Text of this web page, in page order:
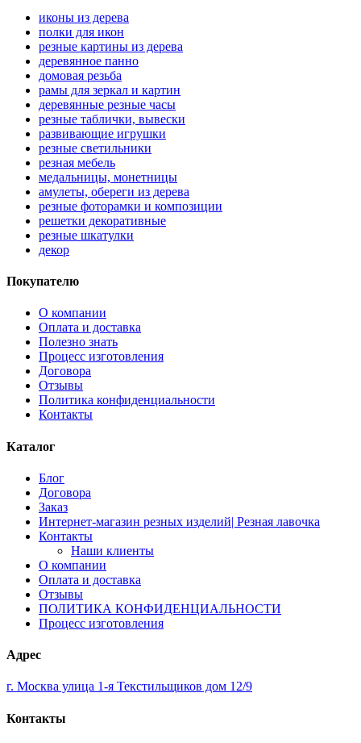
иконы из дерева
полки для икон
резные картины из дерева
деревянное панно
домовая резьба
рамы для зеркал и картин
деревянные резные часы
резные таблички, вывески
развивающие игрушки
резные светильники
резная мебель
медальницы, монетницы
амулеты, обереги из дерева
резные фоторамки и композиции
решетки декоративные
резные шкатулки
декор
Покупателю
О компании
Оплата и доставка
Полезно знать
Процесс изготовления
Договора
Отзывы
Политика конфиденциальности
Контакты
Каталог
Блог
Договора
Заказ
Интернет-магазин резных изделий| Резная лавочка
Контакты
Наши клиенты
О компании
Оплата и доставка
Отзывы
ПОЛИТИКА КОНФИДЕНЦИАЛЬНОСТИ
Процесс изготовления
Адрес
г. Москва улица 1-я Текстильщиков дом 12/9
Контакты